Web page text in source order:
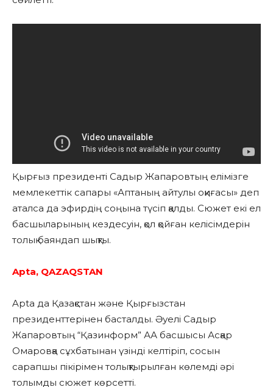
Қырғыз президенті Садыр Жапаровтың елімізге
мемлекеттік сапары «Аптаның айтулы оқиғасы» деп
аталса да эфирдің соңына түсіп қалды. Сюжет екі ел
басшыларының кездесуін, қол қойған келісімдерін
толық баяндап шықты.
Apta, QAZAQSTAN
Apta да Қазақстан және Қырғызстан
президенттерінен басталды. Әуелі Садыр
Жапаровтың “Қазинформ” АА басшысы Асқар
Омаровқа сұхбатынан үзінді келтіріп, сосын
сарапшы пікірімен толықтырылған көлемді әрі
толымды сюжет көрсетті.